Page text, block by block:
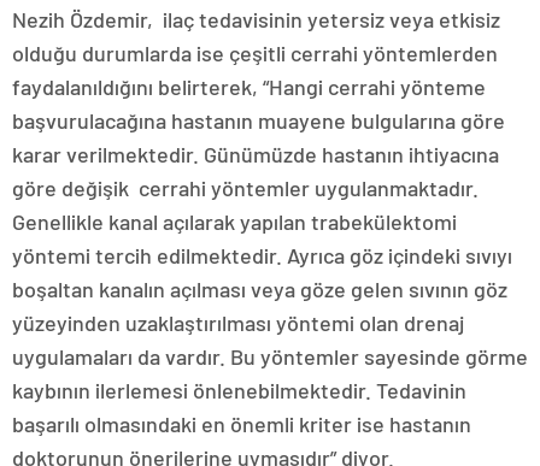
Nezih Özdemir, ilaç tedavisinin yetersiz veya etkisiz
olduğu durumlarda ise çeşitli cerrahi yöntemlerden
faydalanıldığını belirterek, “Hangi cerrahi yönteme
başvurulacağına hastanın muayene bulgularına göre
karar verilmektedir. Günümüzde hastanın ihtiyacına
göre değişik cerrahi yöntemler uygulanmaktadır.
Genellikle kanal açılarak yapılan trabekülektomi
yöntemi tercih edilmektedir. Ayrıca göz içindeki sıvıyı
boşaltan kanalın açılması veya göze gelen sıvının göz
yüzeyinden uzaklaştırılması yöntemi olan drenaj
uygulamaları da vardır. Bu yöntemler sayesinde görme
kaybının ilerlemesi önlenebilmektedir. Tedavinin
başarılı olmasındaki en önemli kriter ise hastanın
doktorunun önerilerine uymasıdır” diyor.